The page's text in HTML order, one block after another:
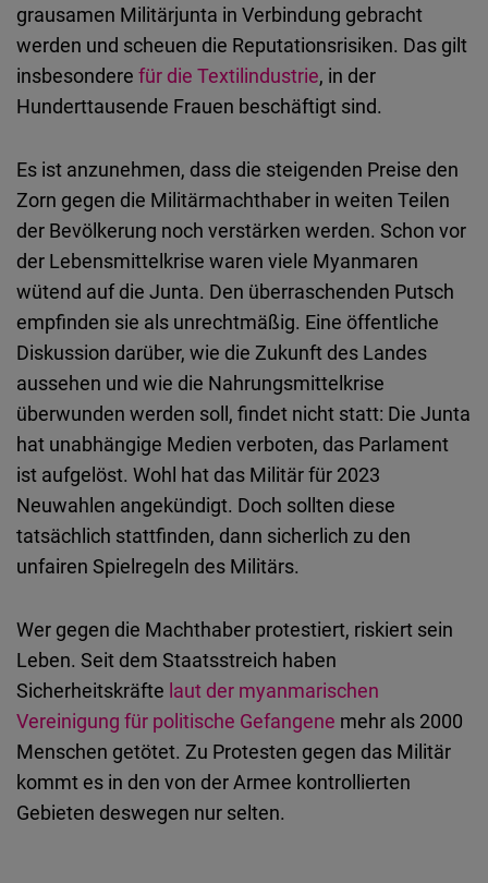
grausamen Militärjunta in Verbindung gebracht
werden und scheuen die Reputationsrisiken. Das gilt
insbesondere für die Textilindustrie, in der
Hunderttausende Frauen beschäftigt sind.
Es ist anzunehmen, dass die steigenden Preise den
Zorn gegen die Militärmachthaber in weiten Teilen
der Bevölkerung noch verstärken werden. Schon vor
der Lebensmittelkrise waren viele Myanmaren
wütend auf die Junta. Den überraschenden Putsch
empfinden sie als unrechtmäßig. Eine öffentliche
Diskussion darüber, wie die Zukunft des Landes
aussehen und wie die Nahrungsmittelkrise
überwunden werden soll, findet nicht statt: Die Junta
hat unabhängige Medien verboten, das Parlament
ist aufgelöst. Wohl hat das Militär für 2023
Neuwahlen angekündigt. Doch sollten diese
tatsächlich stattfinden, dann sicherlich zu den
unfairen Spielregeln des Militärs.
Wer gegen die Machthaber protestiert, riskiert sein
Leben. Seit dem Staatsstreich haben
Sicherheitskräfte laut der myanmarischen
Vereinigung für politische Gefangene mehr als 2000
Menschen getötet. Zu Protesten gegen das Militär
kommt es in den von der Armee kontrollierten
Gebieten deswegen nur selten.